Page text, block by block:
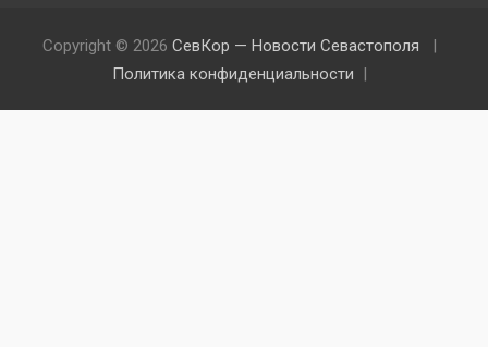
Copyright © 2026 СевКор — Новости Севастополя
Политика конфиденциальности